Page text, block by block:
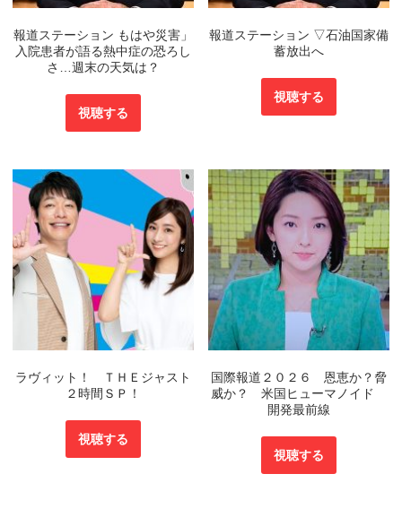
報道ステーション もはや災害」
入院患者が語る熱中症の恐ろし
さ…週末の天気は？
視聴する
報道ステーション ▽石油国家備
蓄放出へ
視聴する
ラヴィット！ ＴＨＥジャスト
２時間ＳＰ！
視聴する
国際報道２０２６ 恩恵か？脅
威か？ 米国ヒューマノイド
開発最前線
視聴する